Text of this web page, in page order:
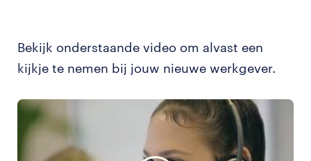
Bekijk onderstaande video om alvast een
kijkje te nemen bij jouw nieuwe werkgever.